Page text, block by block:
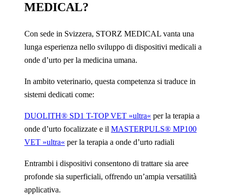
MEDICAL?
Con sede in Svizzera, STORZ MEDICAL vanta una
lunga esperienza nello sviluppo di dispositivi medicali a
onde d’urto per la medicina umana.
In ambito veterinario, questa competenza si traduce in
sistemi dedicati come:
DUOLITH® SD1 T-TOP VET »ultra« per la terapia a
onde d’urto focalizzate e il MASTERPULS® MP100
VET »ultra« per la terapia a onde d’urto radiali
Entrambi i dispositivi consentono di trattare sia aree
profonde sia superficiali, offrendo un’ampia versatilità
applicativa.